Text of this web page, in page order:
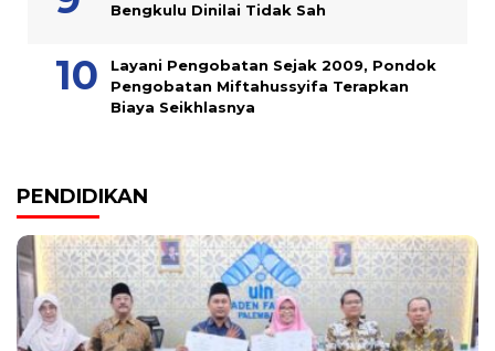
Bengkulu Dinilai Tidak Sah
Layani Pengobatan Sejak 2009, Pondok
Pengobatan Miftahussyifa Terapkan
Biaya Seikhlasnya
PENDIDIKAN